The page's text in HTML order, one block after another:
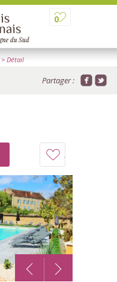
0
> Détail
Partager :
à
mon
carnet